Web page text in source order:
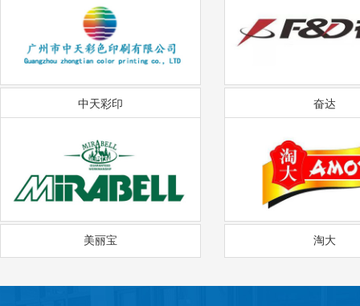
中天彩印 奋达
美丽宝 淘大